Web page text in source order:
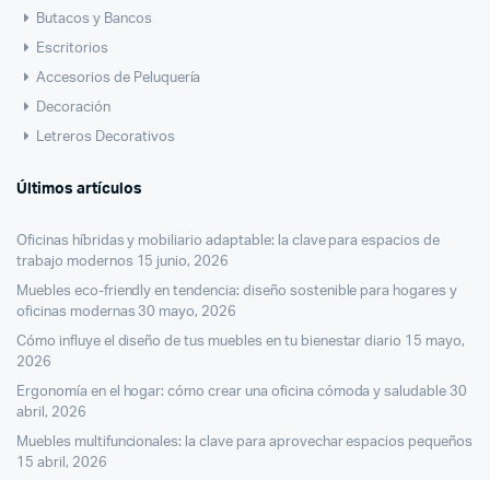
Butacos y Bancos
Escritorios
Accesorios de Peluquería
Decoración
Letreros Decorativos
Últimos artículos
Oficinas híbridas y mobiliario adaptable: la clave para espacios de
trabajo modernos 15 junio, 2026
Muebles eco-friendly en tendencia: diseño sostenible para hogares y
oficinas modernas 30 mayo, 2026
Cómo influye el diseño de tus muebles en tu bienestar diario 15 mayo,
2026
Ergonomía en el hogar: cómo crear una oficina cómoda y saludable 30
abril, 2026
Muebles multifuncionales: la clave para aprovechar espacios pequeños
15 abril, 2026